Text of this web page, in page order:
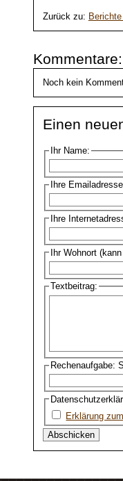
Zurück zu:
Kommentare:
Noch kein
Einen
Ihr Name:
Ihre
Ihre
Ihr Wohnort
Textbeitrag:
Rechenaufgabe:
Erklärung